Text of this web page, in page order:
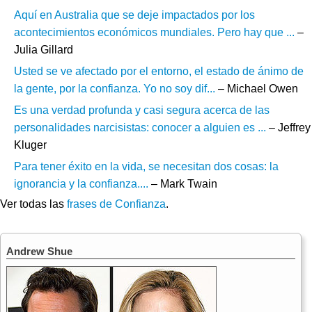
Aquí en Australia que se deje impactados por los
acontecimientos económicos mundiales. Pero hay que ... –
Julia Gillard
Usted se ve afectado por el entorno, el estado de ánimo de
la gente, por la confianza. Yo no soy dif... – Michael Owen
Es una verdad profunda y casi segura acerca de las
personalidades narcisistas: conocer a alguien es ... – Jeffrey
Kluger
Para tener éxito en la vida, se necesitan dos cosas: la
ignorancia y la confianza.... – Mark Twain
Ver todas las frases de Confianza.
Andrew Shue